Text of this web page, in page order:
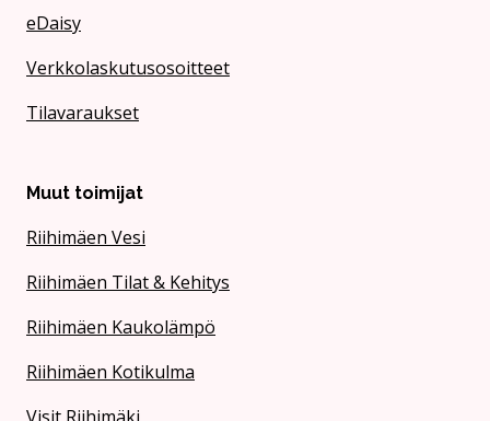
eDaisy
Verkkolaskutusosoitteet
Tilavaraukset
Muut toimijat
Riihimäen Vesi
Riihimäen Tilat & Kehitys
Riihimäen Kaukolämpö
Riihimäen Kotikulma